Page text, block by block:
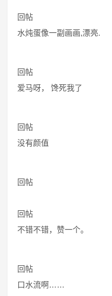
回帖
水炖蛋像一副画画,漂亮.
回帖
爱马呀， 馋死我了
回帖
没有颜值
回帖
回帖
不错不错，赞一个。
回帖
口水流啊……